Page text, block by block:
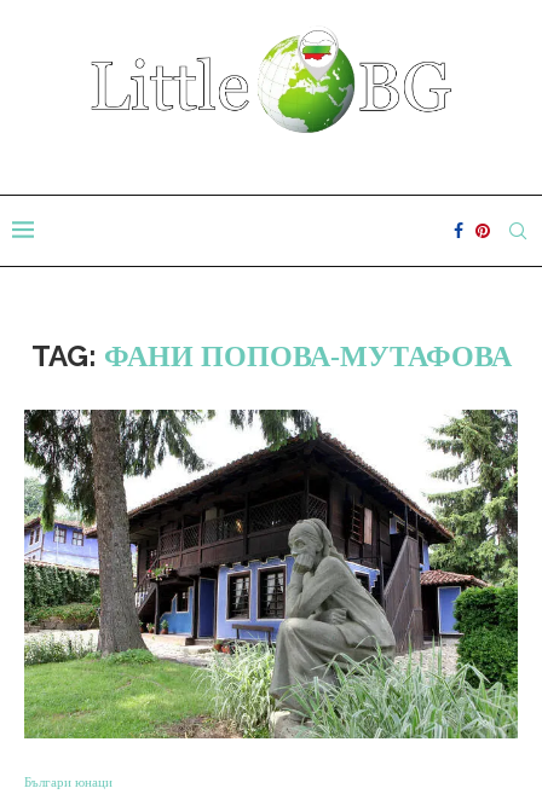
TAG: ФАНИ ПОПОВА-МУТАФОВА
Българи юнаци